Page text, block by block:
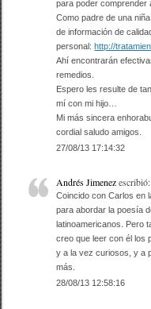
k
para poder comprender
Como padre de una
de información de
personal:http://
Ahí encontrarán
remedios.
Espero les resulte de
mí con mi hijo…
Mi más sincera
cordial saludo amigos.
27/08/13 17:14:32
Andrés Jimenezescribió:
Coincido con Carlos en
para abordar la poesía
latinoamericanos. Pero
creo que leer con él los
y a la vez curiosos, y a
más.
28/08/13 12:58:16